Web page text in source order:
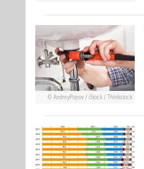
AndreyPopov / iStock / Thinkstock